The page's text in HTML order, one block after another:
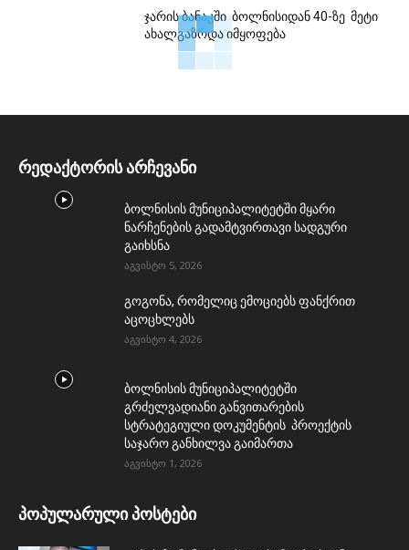
ჯარის ბანაკში ბოლნისიდან 40-ზე მეტი
ახალგაზრდა იმყოფება
რედაქტორის არჩევანი
ბოლნისის მუნიციპალიტეტში მყარი
ნარჩენების გადამტვირთავი სადგური
გაიხსნა
აგვისტო 5, 2026
გოგონა, რომელიც ემოციებს ფანქრით
აცოცხლებს
აგვისტო 4, 2026
ბოლნისის მუნიციპალიტეტში
გრძელვადიანი განვითარების
სტრატეგიული დოკუმენტის პროექტის
საჯარო განხილვა გაიმართა
აგვისტო 1, 2026
პოპულარული პოსტები